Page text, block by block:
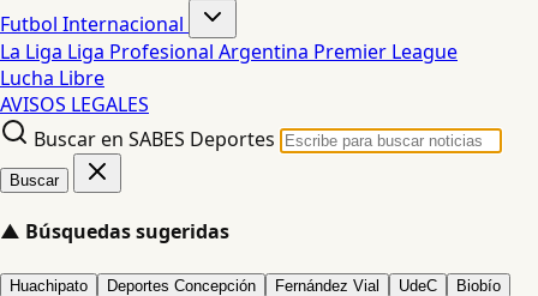
Futbol Internacional
La Liga Liga Profesional Argentina Premier League
Lucha Libre
AVISOS LEGALES
Buscar en SABES Deportes
Buscar
▲ Búsquedas sugeridas
Huachipato Deportes Concepción Fernández Vial UdeC Biobío